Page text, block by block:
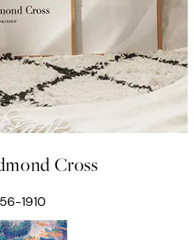
Cross
1910